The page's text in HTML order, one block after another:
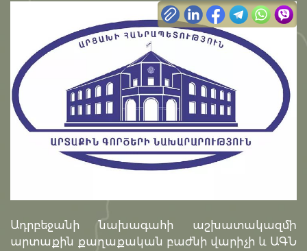
Ադրբեջանի նախագահի աշխատակազմի
արտաքին քաղաքական բաժնի վարիչի և ԱԳՆ